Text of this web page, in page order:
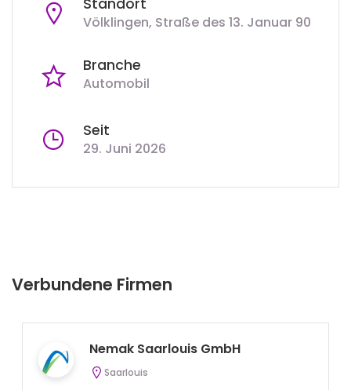
Standort
Völklingen, Straße des 13. Januar 90
Branche
Automobil
Seit
29. Juni 2026
Verbundene Firmen
Nemak Saarlouis GmbH
Saarlouis